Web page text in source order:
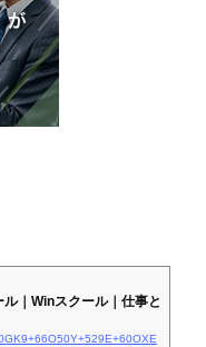
｜Winスクール｜仕事と